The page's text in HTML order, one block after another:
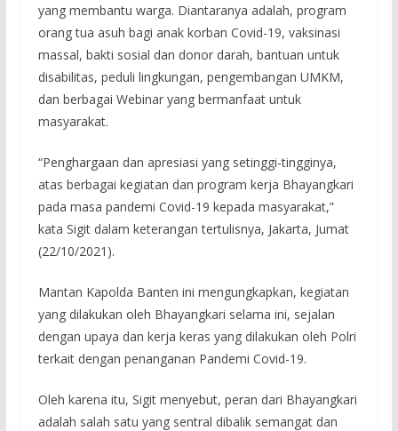
yang membantu warga. Diantaranya adalah, program
orang tua asuh bagi anak korban Covid-19, vaksinasi
massal, bakti sosial dan donor darah, bantuan untuk
disabilitas, peduli lingkungan, pengembangan UMKM,
dan berbagai Webinar yang bermanfaat untuk
masyarakat.
“Penghargaan dan apresiasi yang setinggi-tingginya,
atas berbagai kegiatan dan program kerja Bhayangkari
pada masa pandemi Covid-19 kepada masyarakat,”
kata Sigit dalam keterangan tertulisnya, Jakarta, Jumat
(22/10/2021).
Mantan Kapolda Banten ini mengungkapkan, kegiatan
yang dilakukan oleh Bhayangkari selama ini, sejalan
dengan upaya dan kerja keras yang dilakukan oleh Polri
terkait dengan penanganan Pandemi Covid-19.
Oleh karena itu, Sigit menyebut, peran dari Bhayangkari
adalah salah satu yang sentral dibalik semangat dan